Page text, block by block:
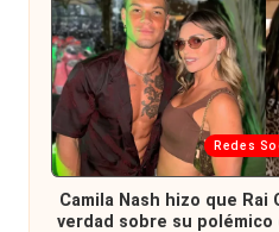
Publicada
en
Redes
Camila Nash hizo que
verdad sobre su polémico